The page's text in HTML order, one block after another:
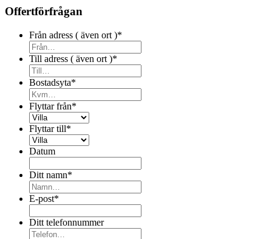
Offertförfrågan
Från adress ( även ort )*
Till adress ( även ort )*
Bostadsyta*
Flyttar från*
Flyttar till*
Datum
Ditt namn*
E-post*
Ditt telefonnummer